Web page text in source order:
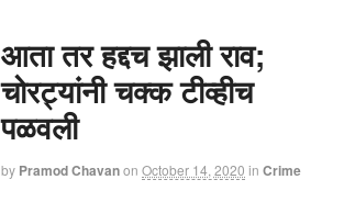
आता तर हद्दच झाली राव;
चोरट्यांनी चक्क टीव्हीच
पळवली
by Pramod Chavanon October 14, 2020 in Crime